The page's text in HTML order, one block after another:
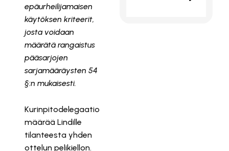
epäurheilijamaisen
käytöksen kriteerit,
josta voidaan
määrätä rangaistus
pääsarjojen
sarjamääräysten 54
§:n mukaisesti.
Kurinpitodelegaatio
määrää Lindille
tilanteesta yhden
ottelun pelikiellon.